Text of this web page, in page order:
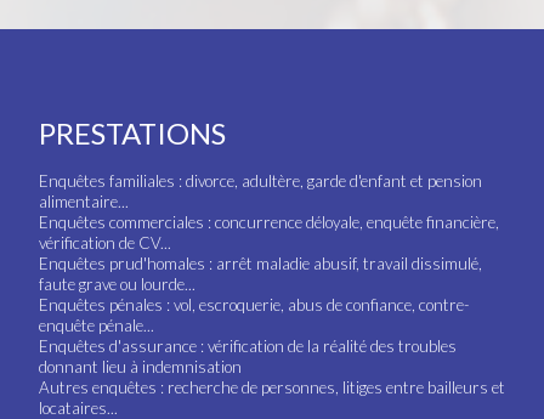
PRESTATIONS
Enquêtes familiales : divorce, adultère, garde d'enfant et pension
alimentaire...
Enquêtes commerciales : concurrence déloyale, enquête financière,
vérification de CV...
Enquêtes prud'homales : arrêt maladie abusif, travail dissimulé,
faute grave ou lourde...
Enquêtes pénales : vol, escroquerie, abus de confiance, contre-
enquête pénale...
Enquêtes d'assurance : vérification de la réalité des troubles
donnant lieu à indemnisation
Autres enquêtes : recherche de personnes, litiges entre bailleurs et
locataires...